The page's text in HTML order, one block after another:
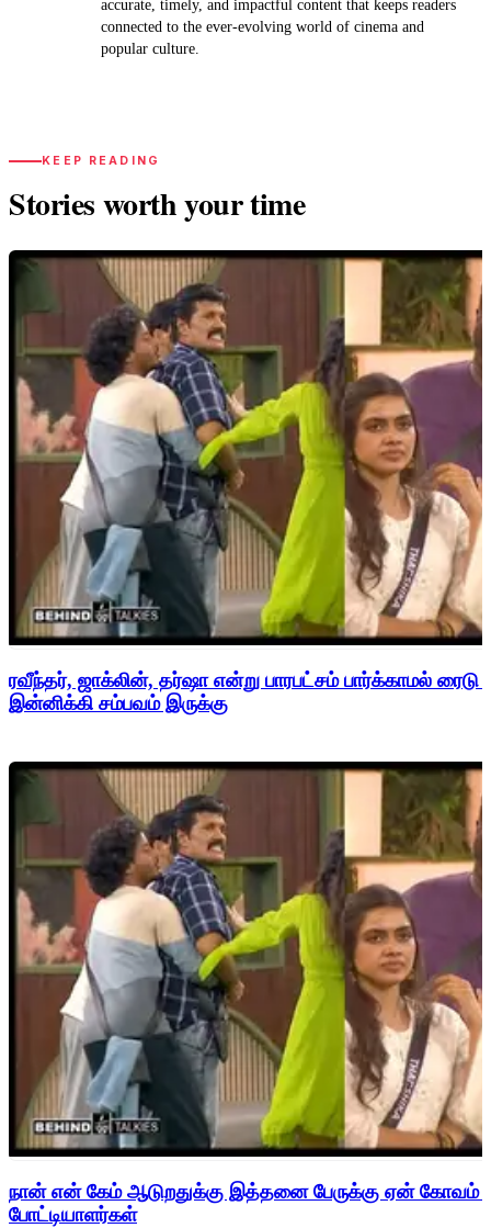
accurate, timely, and impactful content that keeps readers
connected to the ever-evolving world of cinema and
popular culture.
KEEP READING
Stories worth your time
ரவீந்தர், ஜாக்லின், தர்ஷா என்று பாரபட்சம் பார்க்காமல் ரைடு
இன்னிக்கி சம்பவம் இருக்கு
நான் என் கேம் ஆடுறதுக்கு இத்தனை பேருக்கு ஏன் கோவம் -
போட்டியாளர்கள்